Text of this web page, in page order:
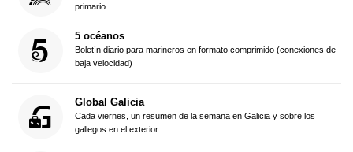
primario
5 océanos
Boletín diario para marineros en formato comprimido (conexiones de
baja velocidad)
Global Galicia
Cada viernes, un resumen de la semana en Galicia y sobre los
gallegos en el exterior